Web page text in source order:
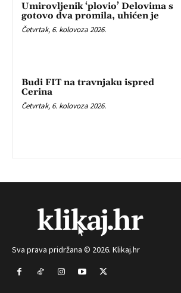
Umirovljenik ‘plovio’ Delovima s
gotovo dva promila, uhićen je
Četvrtak, 6. kolovoza 2026.
Budi FIT na travnjaku ispred
Cerina
Četvrtak, 6. kolovoza 2026.
Sva prava pridržana © 2026. Klikaj.hr